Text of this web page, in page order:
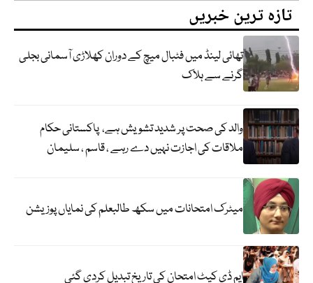
تازہ ترین خبریں
تھائی لینڈ میں فٹبال میچ کے دوران کھلاڑی آسمانی بجلی
گرنے سے ہلاک
والد کی صحت پر شدید تشویش ہے، پاکستانی حکام
ملاقات کی اجازت نہیں دے رہے ، قاسم ، سلیمان
میٹرک امتحانات میں سکھ طالبعلم کی نمایاں پوزیشن
ایم ڈی کیٹ امتحان کی تاریخ تبدیل کردی گئی